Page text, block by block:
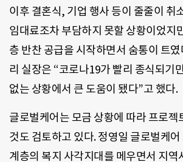
이후 결혼식, 기업 행사 등이 줄줄이 취
임대료조차 부담하지 못할 상황이었지
층 반찬 공급을 시작하면서 숨통이 트였
리 실장은 “코로나19가 빨리 종식되기
없는 상황에서 큰 도움이 됐다”고 했다.
글로벌케어는 모금 상황에 따라 프로젝
것도 검토하고 있다.정영일 글로벌케
계층의 복지 사각지대를 메우면서 지역